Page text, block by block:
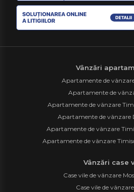
Vânzări
Apartamente de
Apartamente de
Apartamente de vânzare
Apartamente de
Apartamente de vânzare
Apartamente de vânzare
Vânzări case
Case vile de vânzare
Case vile de